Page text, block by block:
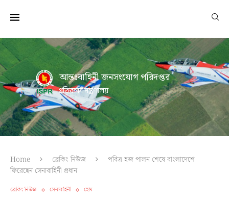
আন্তঃবাহিনী জনসংযোগ পরিদপ্তর
প্রতিরক্ষা মন্ত্রণালয়
Home ব্রেকিং নিউজ
পবিত্র হজ পালন শেষে বাংলাদেশে
ফিরেছেন সেনাবাহিনী প্রধান
ব্রেকিং নিউজ সেনাবাহিনী হোম